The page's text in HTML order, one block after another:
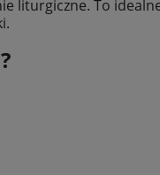
liturgiczne. To